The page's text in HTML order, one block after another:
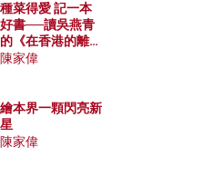
種菜得愛 記一本
好書──讀吳燕青
的《在香港的離島
種菜》
陳家偉
繪本界一顆閃亮新
星
陳家偉